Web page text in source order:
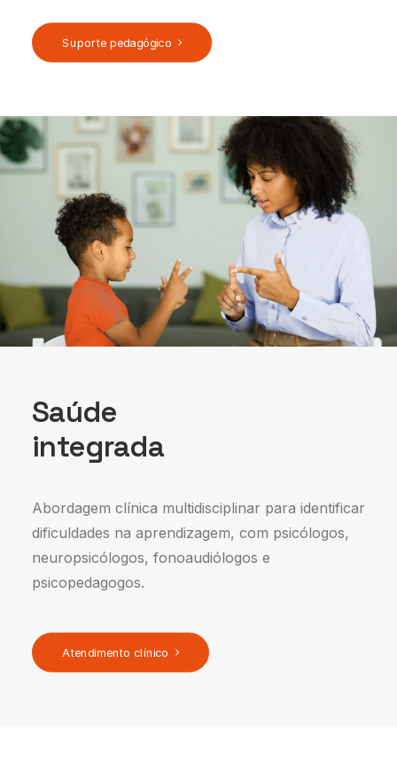
Suporte pedagógico
Saúde
integrada
Abordagem clínica multidisciplinar para identificar
dificuldades na aprendizagem, com psicólogos,
neuropsicólogos, fonoaudiólogos e
psicopedagogos.
Atendimento clínico